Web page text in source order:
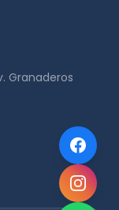
Granaderos